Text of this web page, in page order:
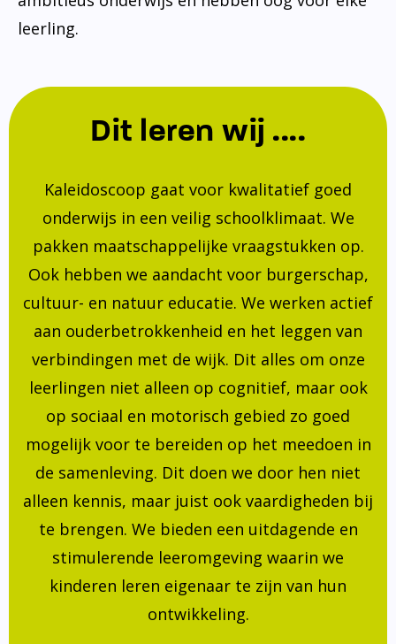
leerling.
Dit leren wij ....
Kaleidoscoop gaat voor kwalitatief goed
onderwijs in een veilig schoolklimaat. We
pakken maatschappelijke vraagstukken op.
Ook hebben we aandacht voor burgerschap,
cultuur- en natuur educatie. We werken actief
aan ouderbetrokkenheid en het leggen van
verbindingen met de wijk. Dit alles om onze
leerlingen niet alleen op cognitief, maar ook
op sociaal en motorisch gebied zo goed
mogelijk voor te bereiden op het meedoen in
de samenleving. Dit doen we door hen niet
alleen kennis, maar juist ook vaardigheden bij
te brengen. We bieden een uitdagende en
stimulerende leeromgeving waarin we
kinderen leren eigenaar te zijn van hun
ontwikkeling.